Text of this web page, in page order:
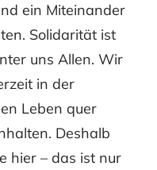
ein Miteinander
Solidarität ist
uns Allen. Wir
in der
Leben quer
Deshalb
hier – das ist nur